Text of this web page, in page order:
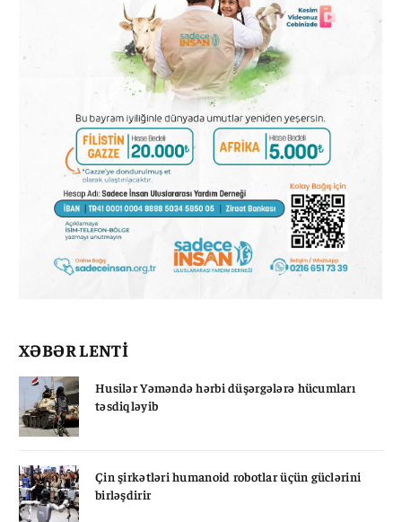
XƏBƏR LENTİ
Husilər Yəməndə hərbi düşərgələrə hücumları
təsdiqləyib
Çin şirkətləri humanoid robotlar üçün güclərini
birləşdirir